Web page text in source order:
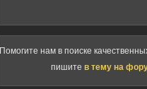
Помогите нам в поиске
пишите в тему на